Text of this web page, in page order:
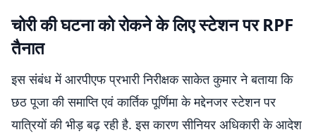
चोरी की घटना को रोकने के लिए स्टेशन पर RPF
तैनात
इस संबंध में आरपीएफ प्रभारी निरीक्षक साकेत कुमार ने बताया कि
छठ पूजा की समाप्ति एवं कार्तिक पूर्णिमा के मद्देनजर स्टेशन पर
यात्रियों की भीड़ बढ़ रही है. इस कारण सीनियर अधिकारी के आदेश